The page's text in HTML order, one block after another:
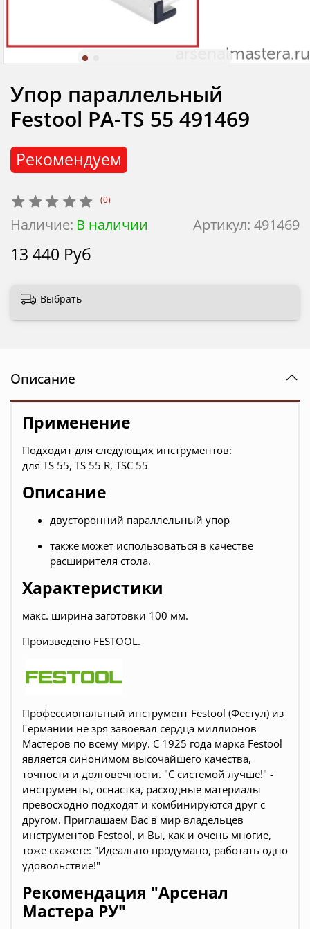
(0)
Артикул: 491469
Наличие: В наличии
Рекомендуем
Упор параллельный
Festool PA-TS 55 491469
13 440 Руб
Выбрать
Описание
Применение
Подходит для следующих инструментов:
для TS 55, TS 55 R, TSC 55
Описание
двусторонний параллельный упор
также может использоваться в качестве
расширителя стола.
Характеристики
макс. ширина заготовки 100 мм.
Произведено FESTOOL.
Профессиональный инструмент Festool (Фестул) из
Германии не зря завоевал сердца миллионов
Мастеров по всему миру. С 1925 года марка Festool
является синонимом высочайшего качества,
точности и долговечности. "С системой лучше!" -
инструменты, оснастка, расходные материалы
превосходно подходят и комбинируются друг с
другом. Приглашаем Вас в мир владельцев
инструментов Festool, и Вы, как и очень многие,
тоже скажете: "Идеально продумано, работать одно
удовольствие!"
Рекомендация "Арсенал
Мастера РУ"